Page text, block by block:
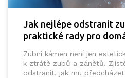
Jak nejlépe odstranit
praktické rady pro
Zubní kámen není jen
k ztrátě zubů a zánětů.
odstranit, jak mu